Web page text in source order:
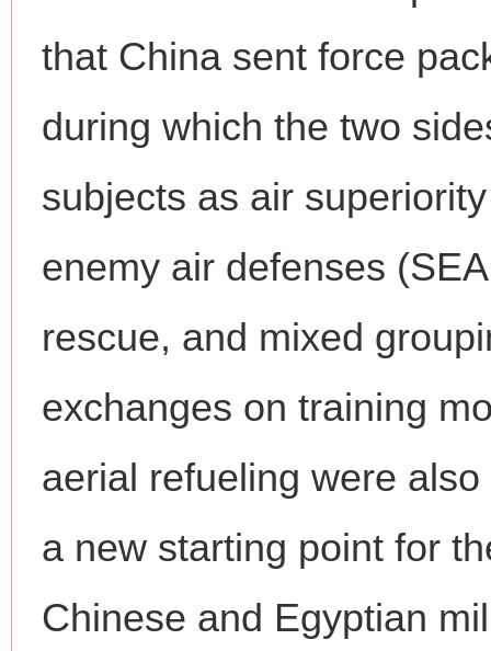
that China sent force
during which the two
subjects as air
enemy air defenses
rescue, and mixed
exchanges on training
aerial refueling were
a new starting point for
Chinese and Egyptian
网上购药对药下症？